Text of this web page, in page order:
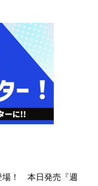
場！ 本日発売『週